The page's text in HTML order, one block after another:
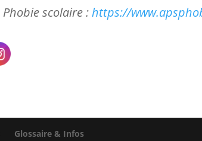
scolaire :https://
Glossaire & Infos